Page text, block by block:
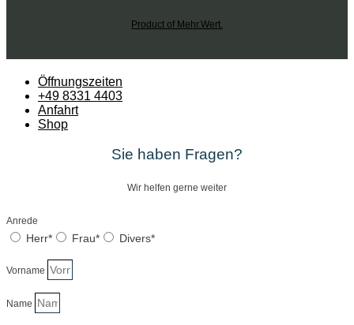
Product of Mehr.Wert.
Öffnungszeiten
+49 8331 4403
Anfahrt
Shop
Sie haben Fragen?
Wir helfen gerne weiter
Anrede
Herr* Frau* Divers*
Vorname
Name